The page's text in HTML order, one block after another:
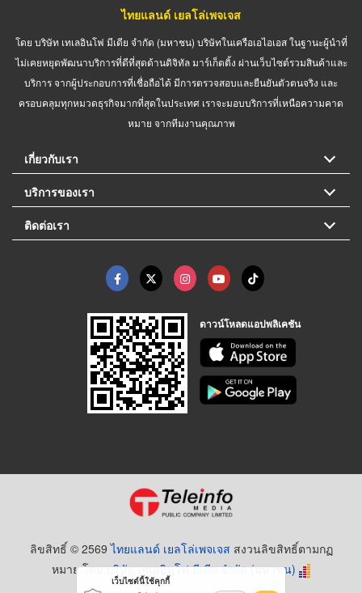
ไทยแลนด์ เยลโล่เพจเจส
โดย บริษัท เทเลอินโฟ มีเดีย จำกัด (มหาชน) บริษัทในเครือเอไอเอส ในฐานะผู้นำที่
ไม่เคยหยุดพัฒนาบริการที่ดีที่สุดด้านดิจิทัล มาร์เก็ตติ้ง ผ่านเว็บไซต์รวมสินค้าและ
บริการ จากผู้ประกอบการที่เชื่อถือได้ มีการตรวจสอบและยืนยันตัวตนจริง และ
ครอบคลุมทุกหมวดธุรกิจมากที่สุดในประเทศ เราจะมอบบริการที่เหนือความคาด
หมาย จากทีมงานคุณภาพ
เกี่ยวกับเรา
บริการของเรา
ติดต่อเรา
ดาวน์โหลดแอปพลิเคชัน
ลิขสิทธิ์ © 2569ไทยแลนด์ เยลโล่เพจเจส สงวนลิขสิทธิ์ตามกฏ
หมาย โดยบริษัท เทเลอินโฟ มีเดีย จำกัด (มหาชน)
เว็บไซต์นี้ใช้คุกกี้